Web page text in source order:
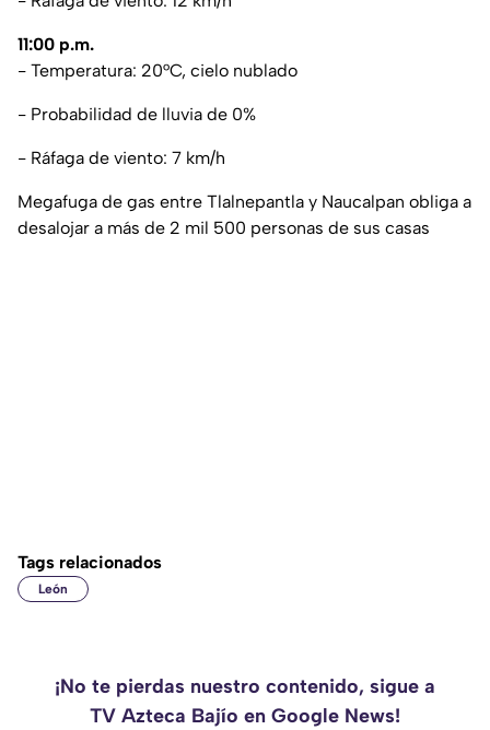
11:00 p.m.
- Temperatura: 20°C, cielo nublado
- Probabilidad de lluvia de 0%
- Ráfaga de viento: 7 km/h
Megafuga de gas entre Tlalnepantla y Naucalpan obliga a
desalojar a más de 2 mil 500 personas de sus casas
Tags relacionados
León
¡No te pierdas nuestro contenido, sigue a
TV Azteca Bajío en Google News!